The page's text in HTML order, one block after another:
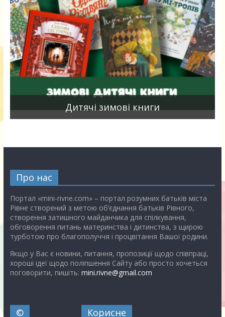
Дитячі зимові книги
Про нас
Портал «mini-rivne.com» – портал розумних батьків міста
Рівне створений з метою об’єднання батьків Рівного,
створення затишного майданчика для спілкування,
обговорення питань материнства і дитинства, з щирою
турботою про благополуччя і процвітання Вашої родини.
Якщо у Вас є новини, питання, пропозиції щодо співпраці,
хороші ідеї щодо поліпшення Сайту або просто хочеться
поговорити, пишіть: mini.rivne@gmail.com
© Корисне